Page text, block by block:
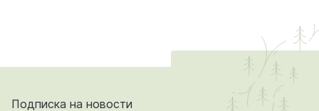
Подписка на новости